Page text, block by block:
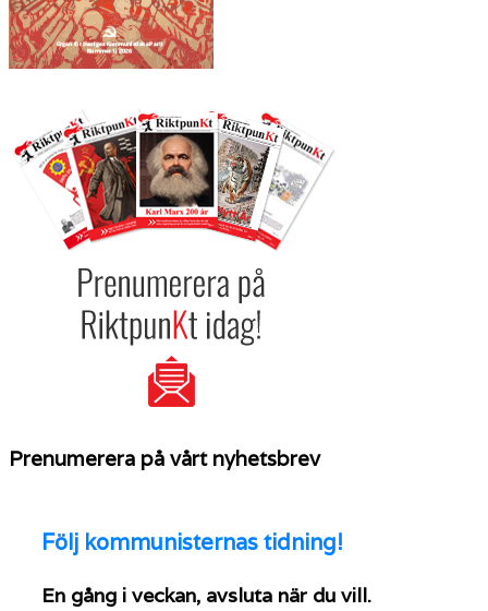
Prenumerera på vårt nyhetsbrev
Följ kommunisternas tidning!
En gång i veckan, avsluta när du vill.